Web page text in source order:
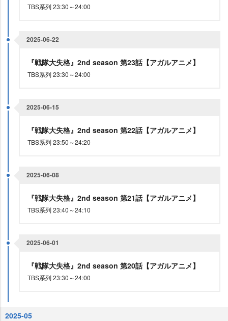
TBS系列 23:30～24:00
2025-06-22
『戦隊大失格』2nd season 第23話【アガルアニメ】
TBS系列 23:30～24:00
2025-06-15
『戦隊大失格』2nd season 第22話【アガルアニメ】
TBS系列 23:50～24:20
2025-06-08
『戦隊大失格』2nd season 第21話【アガルアニメ】
TBS系列 23:40～24:10
2025-06-01
『戦隊大失格』2nd season 第20話【アガルアニメ】
TBS系列 23:30～24:00
2025-05